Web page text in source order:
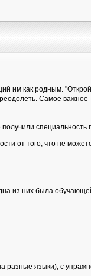
им как родным.
Самое важное
специальность
от того, что не
из них была
разные языки), с